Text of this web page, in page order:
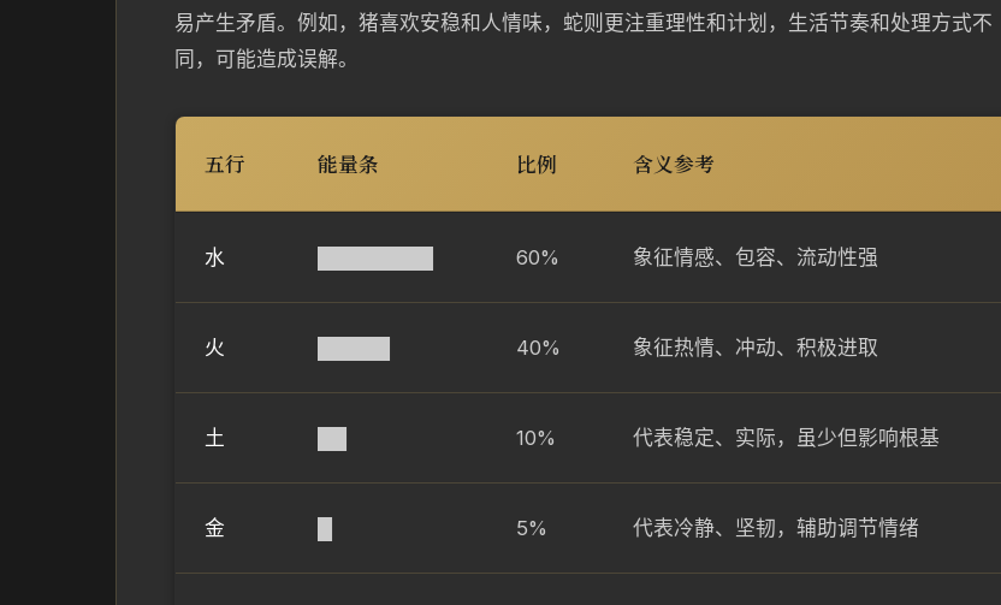
易产生矛盾。例如，猪喜欢安稳和人情味，蛇则更注重理性和计划，生活节奏和处理方式不
同，可能造成误解。
五行 能量条 比例 含义参考
水 60% 象征情感、包容、流动性强
火 40% 象征热情、冲动、积极进取
土 10% 代表稳定、实际，虽少但影响根基
金 5% 代表冷静、坚韧，辅助调节情绪